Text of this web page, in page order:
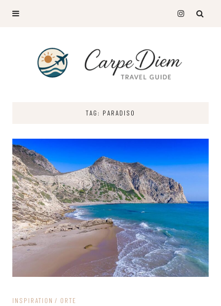
TAG: PARADISO
INSPIRATION ORTE